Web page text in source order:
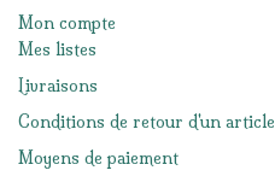
Mon compte
Mes listes
Livraisons
Conditions de retour d'un article
Moyens de paiement